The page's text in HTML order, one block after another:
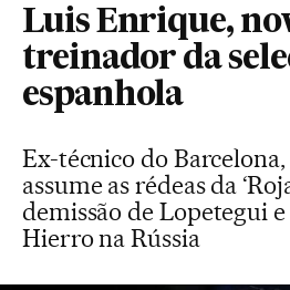
Luis Enrique,
treinador da
espanhola
Ex-técnico do Barcelona,
assume as rédeas da
demissão de Lopetegui
Hierro na Rússia